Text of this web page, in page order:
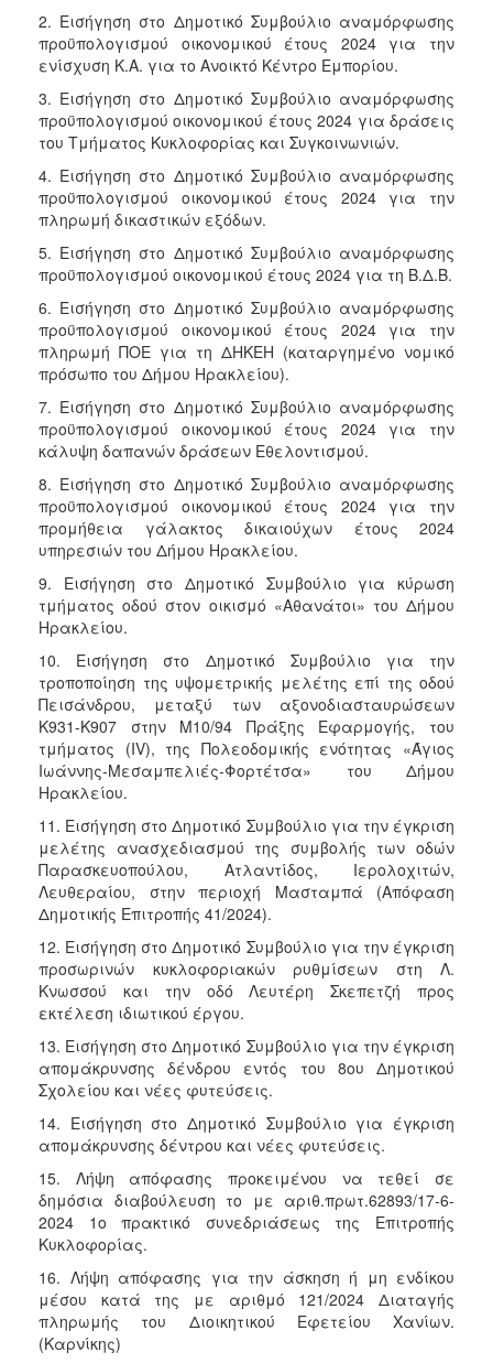
ΑΝΘΕΚΤΙΚΗ
ΠΟΛΗ
2. Εισήγηση στο Δημοτικό Συμβούλιο αναμόρφωσης
προϋπολογισμού οικονομικού έτους 2024 για την
ενίσχυση Κ.Α. για το Ανοικτό Κέντρο Εμπορίου.
3. Εισήγηση στο Δημοτικό Συμβούλιο αναμόρφωσης
προϋπολογισμού οικονομικού έτους 2024 για δράσεις
του Τμήματος Κυκλοφορίας και Συγκοινωνιών.
4. Εισήγηση στο Δημοτικό Συμβούλιο αναμόρφωσης
προϋπολογισμού οικονομικού έτους 2024 για την
πληρωμή δικαστικών εξόδων.
5. Εισήγηση στο Δημοτικό Συμβούλιο αναμόρφωσης
προϋπολογισμού οικονομικού έτους 2024 για τη Β.Δ.Β.
6. Εισήγηση στο Δημοτικό Συμβούλιο αναμόρφωσης
προϋπολογισμού οικονομικού έτους 2024 για την
πληρωμή ΠΟΕ για τη ΔΗΚΕΗ (καταργημένο νομικό
πρόσωπο του Δήμου Ηρακλείου).
7. Εισήγηση στο Δημοτικό Συμβούλιο αναμόρφωσης
προϋπολογισμού οικονομικού έτους 2024 για την
κάλυψη δαπανών δράσεων Εθελοντισμού.
8. Εισήγηση στο Δημοτικό Συμβούλιο αναμόρφωσης
προϋπολογισμού οικονομικού έτους 2024 για την
προμήθεια γάλακτος δικαιούχων έτους 2024
υπηρεσιών του Δήμου Ηρακλείου.
9. Εισήγηση στο Δημοτικό Συμβούλιο για κύρωση
τμήματος οδού στον οικισμό «Αθανάτοι» του Δήμου
Ηρακλείου.
10. Εισήγηση στο Δημοτικό Συμβούλιο για την
τροποποίηση της υψομετρικής μελέτης επί της οδού
Πεισάνδρου, μεταξύ των αξονοδιασταυρώσεων
Κ931-Κ907 στην Μ10/94 Πράξης Εφαρμογής, του
τμήματος (IV), της Πολεοδομικής ενότητας «Άγιος
Ιωάννης-Μεσαμπελιές-Φορτέτσα» του Δήμου
Ηρακλείου.
11. Εισήγηση στο Δημοτικό Συμβούλιο για την έγκριση
μελέτης ανασχεδιασμού της συμβολής των οδών
Παρασκευοπούλου, Ατλαντίδος, Ιερολοχιτών,
Λευθεραίου, στην περιοχή Μασταμπά (Απόφαση
Δημοτικής Επιτροπής 41/2024).
12. Εισήγηση στο Δημοτικό Συμβούλιο για την έγκριση
προσωρινών κυκλοφοριακών ρυθμίσεων στη Λ.
Κνωσσού και την οδό Λευτέρη Σκεπετζή προς
εκτέλεση ιδιωτικού έργου.
13. Εισήγηση στο Δημοτικό Συμβούλιο για την έγκριση
απομάκρυνσης δένδρου εντός του 8ου Δημοτικού
Σχολείου και νέες φυτεύσεις.
14. Εισήγηση στο Δημοτικό Συμβούλιο για έγκριση
απομάκρυνσης δέντρου και νέες φυτεύσεις.
15. Λήψη απόφασης προκειμένου να τεθεί σε
δημόσια διαβούλευση το με αριθ.πρωτ.62893/17-6-
2024 1ο πρακτικό συνεδριάσεως της Επιτροπής
Κυκλοφορίας.
16. Λήψη απόφασης για την άσκηση ή μη ενδίκου
μέσου κατά της με αριθμό 121/2024 Διαταγής
πληρωμής του Διοικητικού Εφετείου Χανίων.
(Καρνίκης)